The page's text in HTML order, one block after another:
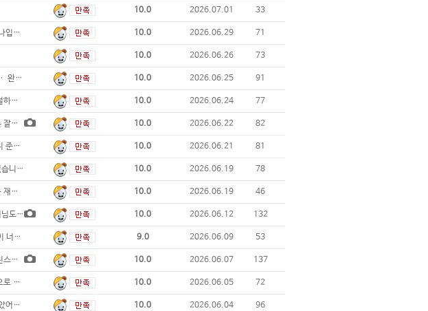
10.0 2026.07.01 33
국내 최고의 골프장 중 하나입니다. 백돌 10.0 2026.06.29 71
10.0 2026.06.26 73
비오는 날 배수 상태까지 ㆍ 완벽한 난코스 10.0 2026.06.25 91
코스도 좋고 캐디님도 친절하고, 골프 10.0 2026.06.24 77
비오는 날이었지만 관리를 잘해두셔서 지척거리 10.0 2026.06.22 82
무더운 날씨에 레몬수 까지 준비해논 골프장 10.0 2026.06.21 81
명품골프장으로 손색이 없습니다 직원들도 호 10.0 2026.06.19 78
쉬운듯 까다롭고 어려운듯 재미있는 코스 10.0 2026.06.19 46
클럽하우스도 그린도 캐디님도 너무 좋아요 ~ 10.0 2026.06.12 132
명문입니다. 나무와 조경이 너무 좋아요~ 적 9.0 2026.06.09 53
코스관리 잘 되어있고 그린스피드는 2.7이었 10.0 2026.06.07 137
더운날씨 두시 이후 티옵으로 후반 완벽한 그 10.0 2026.06.05 72
어려운거 빼곤 다 너무 좋았어요~~!!... 10.0 2026.06.04 96